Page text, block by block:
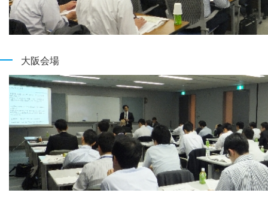
大阪会場